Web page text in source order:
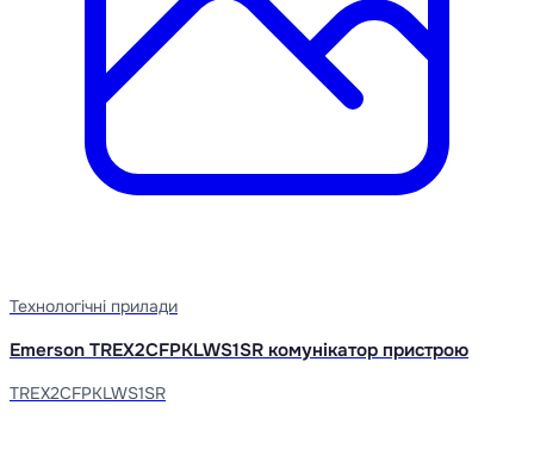
Технологічні прилади
Emerson TREX2CFPKLWS1SR комунікатор пристрою
TREX2CFPKLWS1SR